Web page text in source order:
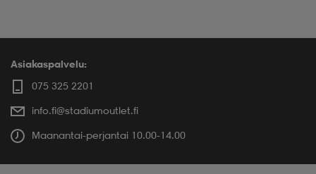
Asiakaspalvelu:
075 325 2201
info.fi@stadiumoutlet.fi
Maanantai-perjantai 10.00-14.00